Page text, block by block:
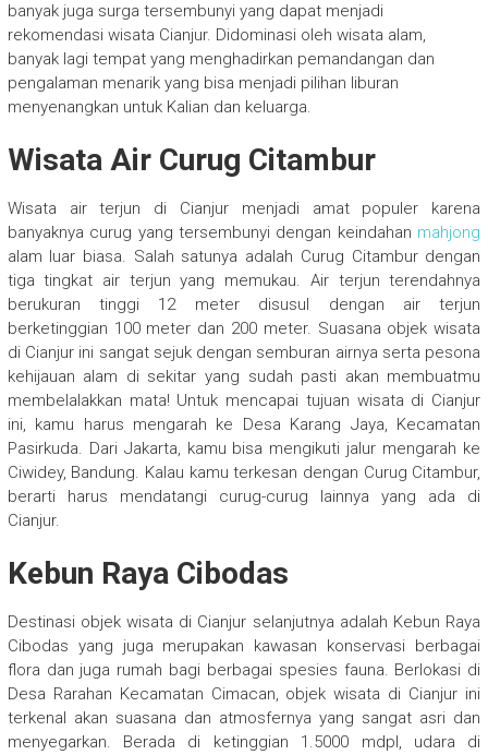
banyak juga surga tersembunyi yang dapat menjadi
rekomendasi wisata Cianjur. Didominasi oleh wisata alam,
banyak lagi tempat yang menghadirkan pemandangan dan
pengalaman menarik yang bisa menjadi pilihan liburan
menyenangkan untuk Kalian dan keluarga.
Wisata Air Curug Citambur
Wisata air terjun di Cianjur menjadi amat populer karena
banyaknya curug yang tersembunyi dengan keindahan mahjong
alam luar biasa. Salah satunya adalah Curug Citambur dengan
tiga tingkat air terjun yang memukau. Air terjun terendahnya
berukuran tinggi 12 meter disusul dengan air terjun
berketinggian 100 meter dan 200 meter. Suasana objek wisata
di Cianjur ini sangat sejuk dengan semburan airnya serta pesona
kehijauan alam di sekitar yang sudah pasti akan membuatmu
membelalakkan mata! Untuk mencapai tujuan wisata di Cianjur
ini, kamu harus mengarah ke Desa Karang Jaya, Kecamatan
Pasirkuda. Dari Jakarta, kamu bisa mengikuti jalur mengarah ke
Ciwidey, Bandung. Kalau kamu terkesan dengan Curug Citambur,
berarti harus mendatangi curug-curug lainnya yang ada di
Cianjur.
Kebun Raya Cibodas
Destinasi objek wisata di Cianjur selanjutnya adalah Kebun Raya
Cibodas yang juga merupakan kawasan konservasi berbagai
flora dan juga rumah bagi berbagai spesies fauna. Berlokasi di
Desa Rarahan Kecamatan Cimacan, objek wisata di Cianjur ini
terkenal akan suasana dan atmosfernya yang sangat asri dan
menyegarkan. Berada di ketinggian 1.5000 mdpl, udara di